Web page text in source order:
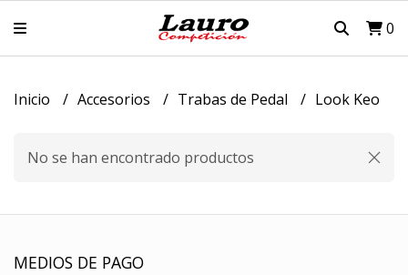
0
Inicio Accesorios Trabas de Pedal Look Keo
No se han encontrado productos
MEDIOS DE PAGO